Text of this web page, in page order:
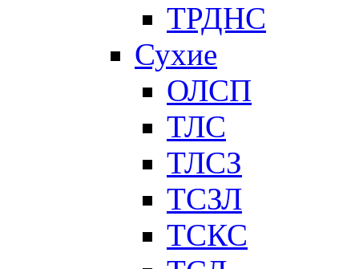
ТРДНС
Сухие
ОЛСП
ТЛС
ТЛСЗ
ТСЗЛ
ТСКС